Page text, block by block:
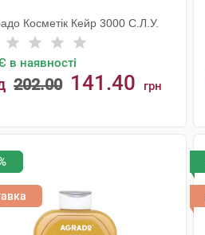
Косметік Кейр 3000 С.Л.У.
в наявності
202.00 141.40 грн